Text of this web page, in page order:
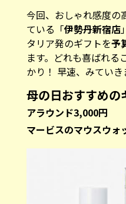
今回、おしゃれ感度の
ている「伊勢丹新宿店
タリア発のギフトを予
ます。どれも喜ばれる
かり！ 早速、みていき
母の日おすすめの
アラウンド3,000円
マービスのマウスウォ